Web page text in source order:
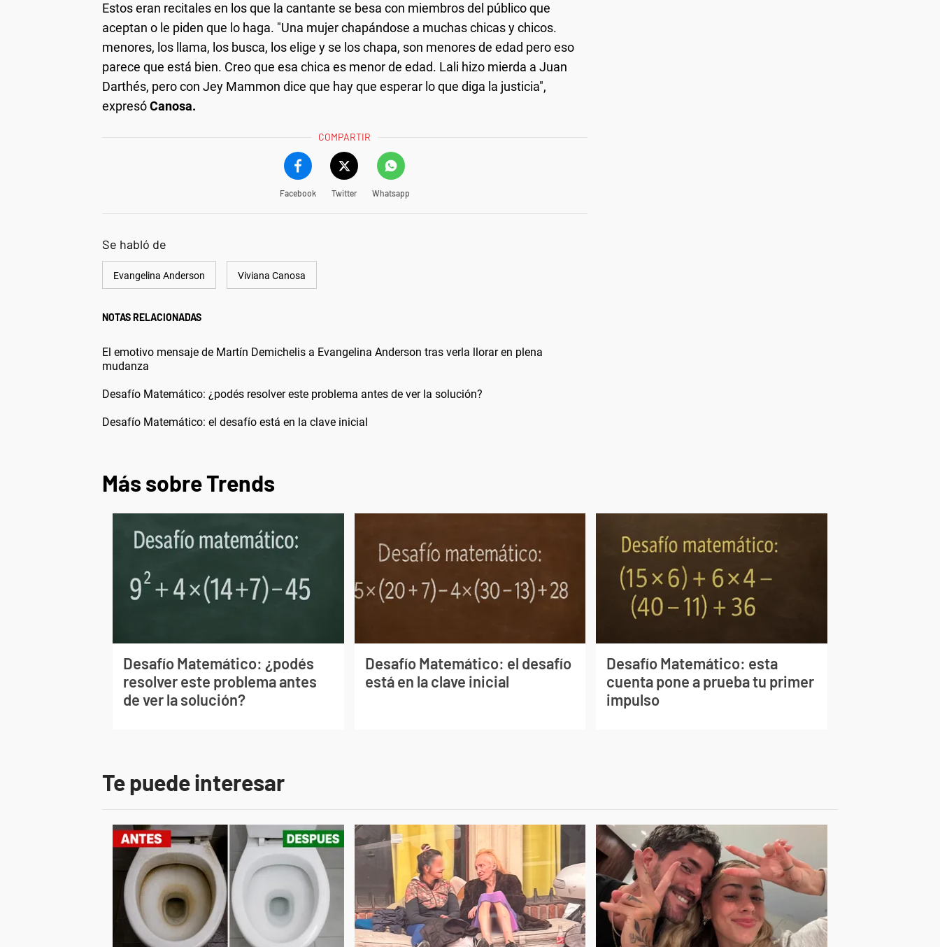
Estos eran recitales en los que la cantante se besa con miembros del público que
aceptan o le piden que lo haga. "Una mujer chapándose a muchas chicas y chicos.
menores, los llama, los busca, los elige y se los chapa, son menores de edad pero eso
parece que está bien. Creo que esa chica es menor de edad. Lali hizo mierda a Juan
Darthés, pero con Jey Mammon dice que hay que esperar lo que diga la justicia",
expresóCanosa.
COMPARTIR
Facebook Twitter Whatsapp
Se habló de
Evangelina Anderson Viviana Canosa
NOTAS RELACIONADAS
El emotivo mensaje de Martín Demichelis a Evangelina Anderson tras verla llorar en plena
mudanza
Desafío Matemático: ¿podés resolver este problema antes de ver la solución?
Desafío Matemático: el desafío está en la clave inicial
Más sobre Trends
Desafío Matemático: ¿podés
resolver este problema antes
de ver la solución?
Desafío Matemático: el desafío
está en la clave inicial
Desafío Matemático: esta
cuenta pone a prueba tu primer
impulso
Te puede interesar